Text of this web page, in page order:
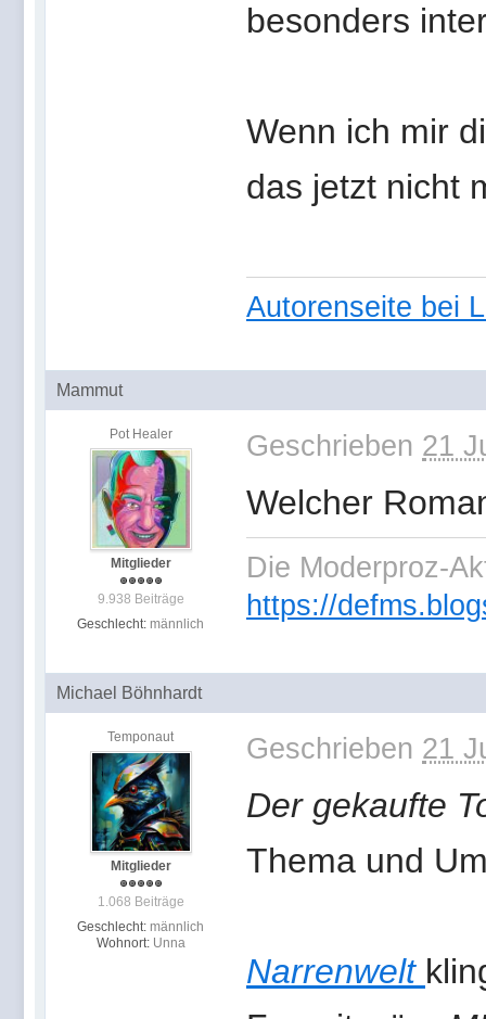
besonders
Wenn ich mir
das jetzt nicht
Autorenseite bei
Mammut
Pot Healer
Mitglieder
9.938 Beiträge
Geschlecht: männlich
Geschrieben 21
Welcher
Die Moderproz-
https://
Michael Böhnhardt
Temponaut
Mitglieder
1.068 Beiträge
Geschlecht: männlich
Wohnort: Unna
Geschrieben 21
Der gekaufte
Thema und
Narrenwelt